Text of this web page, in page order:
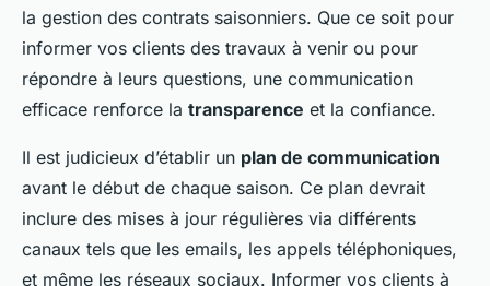
la gestion des contrats saisonniers. Que ce soit pour
informer vos clients des travaux à venir ou pour
répondre à leurs questions, une communication
efficace renforce la transparence et la confiance.
Il est judicieux d’établir un plan de communication
avant le début de chaque saison. Ce plan devrait
inclure des mises à jour régulières via différents
canaux tels que les emails, les appels téléphoniques,
et même les réseaux sociaux. Informer vos clients à